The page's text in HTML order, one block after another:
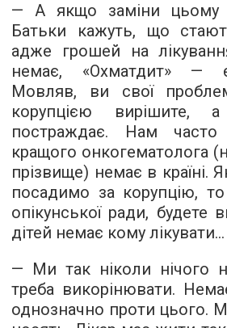
— А якщо заміни цьому
Батьки кажуть, що
адже грошей на
немає, «Охматдит» —
Мовляв, ви свої
корупцією вирішите,
постраждає. Нам
кращого онкогематолога
прізвище) немає в країні.
посадимо за корупцію,
опікунської ради, будете
дітей немає кому лікувати...
— Ми так ніколи нічого
треба викорінювати.
однозначно проти цього.